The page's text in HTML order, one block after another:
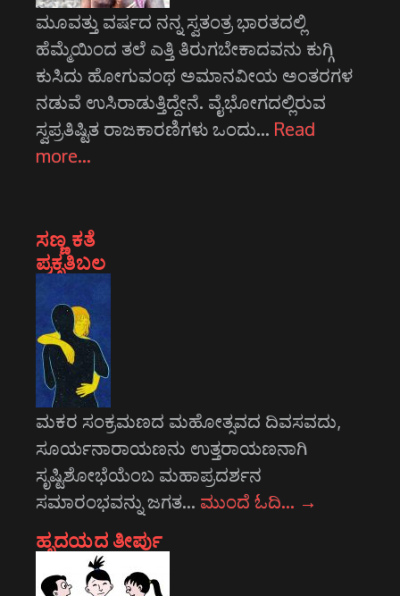
ಮೂವತ್ತು ವರ್ಷದ ನನ್ನ ಸ್ವತಂತ್ರ ಭಾರತದಲ್ಲಿ
ಹೆಮ್ಮೆಯಿಂದ ತಲೆ ಎತ್ತಿ ತಿರುಗಬೇಕಾದವನು ಕುಗ್ಗಿ
ಕುಸಿದು ಹೋಗುವಂಥ ಅಮಾನವೀಯ ಅಂತರಗಳ
ನಡುವೆ ಉಸಿರಾಡುತ್ತಿದ್ದೇನೆ. ವೈಭೋಗದಲ್ಲಿರುವ
ಸ್ವಪ್ರತಿಷ್ಟಿತ ರಾಜಕಾರಣಿಗಳು ಒಂದು… Read
more…
ಸಣ್ಣ ಕತೆ
ಪ್ರಕೃತಿಬಲ
ಮಕರ ಸಂಕ್ರಮಣದ ಮಹೋತ್ಸವದ ದಿವಸವದು,
ಸೂರ್ಯನಾರಾಯಣನು ಉತ್ತರಾಯಣನಾಗಿ
ಸೃಷ್ಟಿಶೋಭೆಯೆಂಬ ಮಹಾಪ್ರದರ್ಶನ
ಸಮಾರಂಭವನ್ನು ಜಗತ… ಮುಂದೆ ಓದಿ… →
ಹೃದಯದ ತೀರ್ಪು